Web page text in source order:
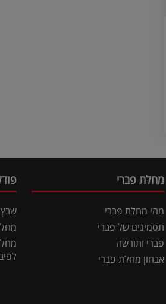
מחלת פברי
מהי מחלת פברי
תסמינים של פברי
פברי ותורשה
אבחון מחלת פברי